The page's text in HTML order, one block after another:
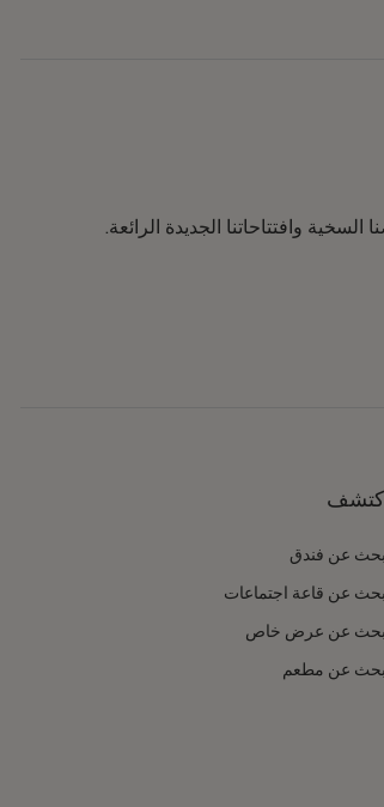
وافتتاحاتنا الجديدة الرائعة.
عن فندق
عن قاعة اجتماعات
عن عرض خاص
عن مطعم